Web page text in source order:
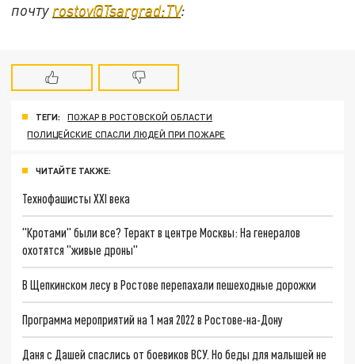
почту rostov@Tsargrad:ТV:
ТЕГИ:
ПОЖАР В РОСТОВСКОЙ ОБЛАСТИ
ПОЛИЦЕЙСКИЕ СПАСЛИ ЛЮДЕЙ ПРИ ПОЖАРЕ
ЧИТАЙТЕ ТАКЖЕ:
Технофашисты XXI века
"Кротами" были все? Теракт в центре Москвы: На генералов
охотятся "живые дроны"
В Щепкинском лесу в Ростове перепахали пешеходные дорожки
Программа мероприятий на 1 мая 2022 в Ростове-на-Дону
Даня с Дашей спаслись от боевиков ВСУ. Но беды для малышей не